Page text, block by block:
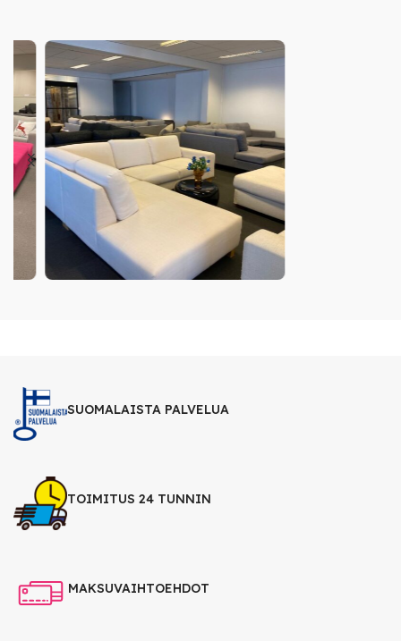
SUOMALAISTA PALVELUA
TOIMITUS 24 TUNNIN
MAKSUVAIHTOEHDOT